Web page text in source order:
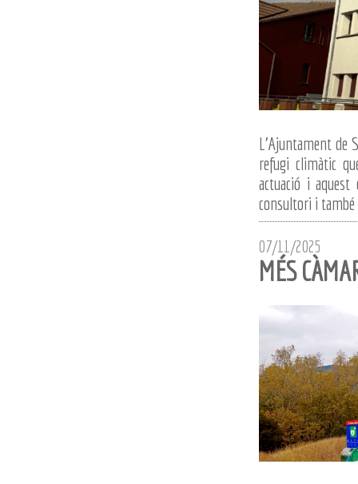
L'Ajuntament de
refugi climàtic
actuació i
consultori i també
07/11/2025
MÉS